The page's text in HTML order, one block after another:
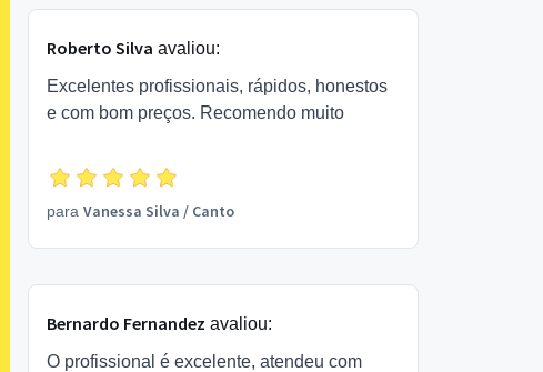
Roberto Silva avaliou:
Excelentes profissionais, rápidos, honestos
e com bom preços. Recomendo muito
para Vanessa Silva / Canto
Bernardo Fernandez avaliou:
O profissional é excelente, atendeu com